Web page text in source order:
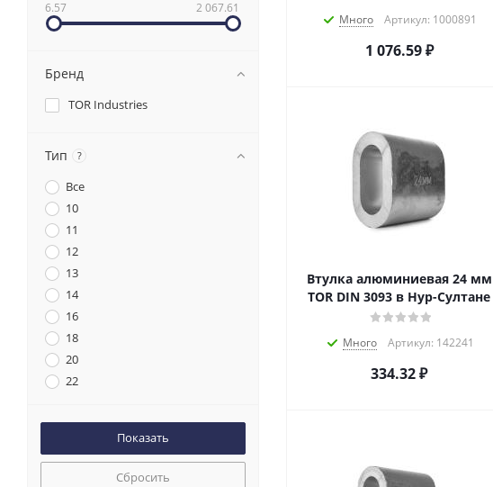
Много Артикул: 1000891
1 076.59₽
Втулка алюминиевая 24 мм
TOR DIN 3093 в Нур-Султане
Много Артикул: 142241
334.32₽
6.57 2 067.61
Бренд
TOR Industries
Тип ?
Все
10
11
12
13
14
16
18
20
22
26
30
Сбросить